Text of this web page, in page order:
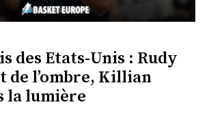
des Etats-Unis : Rudy
de l’ombre, Killian
la lumière